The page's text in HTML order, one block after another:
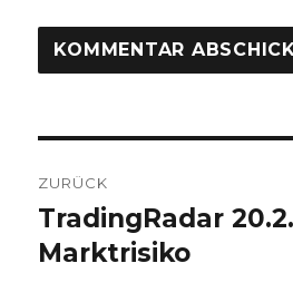
ZURÜCK
Vorheriger
Beitrag:
TradingRadar
Marktrisiko